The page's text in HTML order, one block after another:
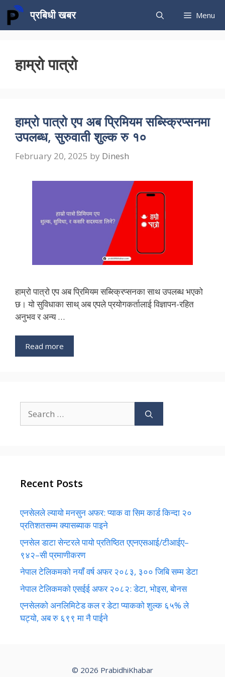
Skip
content
प्रबिधी खबर Menu
हाम्रो पात्रो
हाम्रो पात्रो एप अब प्रिमियम सब्स्क्रिप्सनमा
उपलब्ध, सुरुवाती शुल्क रु १०
February 20, 2025 by Dinesh
हाम्रो पात्रो एप अब प्रिमियम सब्स्क्रिप्सनका साथ उपलब्ध भएको
छ। यो सुविधाका साथ् अब एपले प्रयोगकर्तालाई विज्ञापन-रहित
अनुभव र अन्य …
Read more
for:
Recent Posts
एनसेलले ल्यायो मनसुन अफर: प्याक वा सिम कार्ड किन्दा २०
प्रतिशतसम्म क्यासब्याक पाइने
एनसेल डाटा सेन्टरले पायो प्रतिष्ठित एएनएसआई/टीआईए–
९४२–सी प्रमाणीकरण
नेपाल टेलिकमको नयाँ वर्ष अफर २०८३, ३०० जिबि सम्म डेटा
नेपाल टेलिकमको एसईई अफर २०८२: डेटा, भोइस, बोनस
एनसेलको अनलिमिटेड कल र डेटा प्याकको शुल्क ६५% ले
घट्यो, अब रु ६९९ मा नै पाईने
© 2026 PrabidhiKhabar